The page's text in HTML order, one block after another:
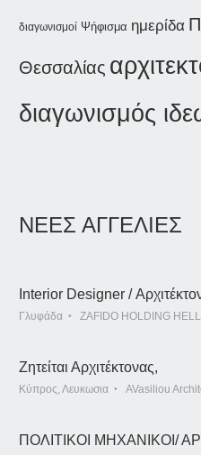
διαγωνισμοί Ψήφισμα ημερίδα
Θεσσαλίας
διαγωνισμός
ΝΕΕΣ ΑΓΓΕΛΙΕΣ
Interior Designer /
Γλυφάδα ZAFIDO HOLDING
Ζητείται Αρχιτέκτονας,
Κύπρος, Λευκωσια AVasiliou
ΠΟΛΙΤΙΚΟΙ ΜΗΧΑΝΙΚΟΙ/